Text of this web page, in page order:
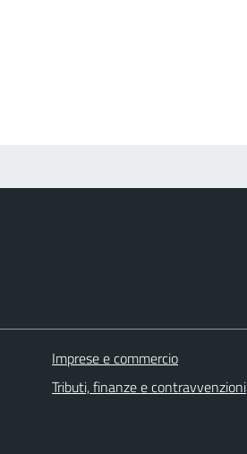
Imprese e commercio
Tributi, finanze e contravvenzioni